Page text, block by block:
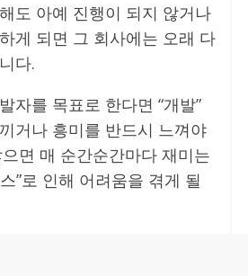
도 아예 진행이 되지 않거나
게 되면 그 회사에는 오래 다
다.
자를 목표로 한다면 “개발”
거나 흥미를 반드시 느껴야
면 매 순간순간마다 재미는
”로 인해 어려움을 겪게 될